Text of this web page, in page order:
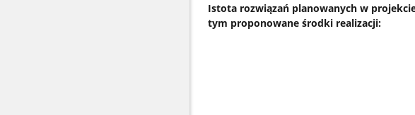
Istota rozwiązań planowanych w
tym proponowane środki realizacji: